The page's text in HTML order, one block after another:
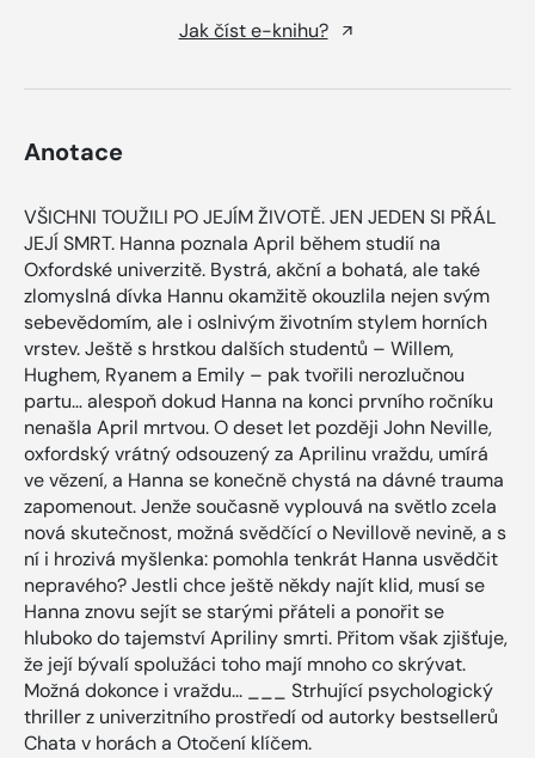
Jak číst e-knihu?
Anotace
VŠICHNI TOUŽILI PO JEJÍM ŽIVOTĚ. JEN JEDEN SI PŘÁL
JEJÍ SMRT. Hanna poznala April během studií na
Oxfordské univerzitě. Bystrá, akční a bohatá, ale také
zlomyslná dívka Hannu okamžitě okouzlila nejen svým
sebevědomím, ale i oslnivým životním stylem horních
vrstev. Ještě s hrstkou dalších studentů – Willem,
Hughem, Ryanem a Emily – pak tvořili nerozlučnou
partu… alespoň dokud Hanna na konci prvního ročníku
nenašla April mrtvou. O deset let později John Neville,
oxfordský vrátný odsouzený za Aprilinu vraždu, umírá
ve vězení, a Hanna se konečně chystá na dávné trauma
zapomenout. Jenže současně vyplouvá na světlo zcela
nová skutečnost, možná svědčící o Nevillově nevině, a s
ní i hrozivá myšlenka: pomohla tenkrát Hanna usvědčit
nepravého? Jestli chce ještě někdy najít klid, musí se
Hanna znovu sejít se starými přáteli a ponořit se
hluboko do tajemství Apriliny smrti. Přitom však zjišťuje,
že její bývalí spolužáci toho mají mnoho co skrývat.
Možná dokonce i vraždu... ___ Strhující psychologický
thriller z univerzitního prostředí od autorky bestsellerů
Chata v horách a Otočení klíčem.